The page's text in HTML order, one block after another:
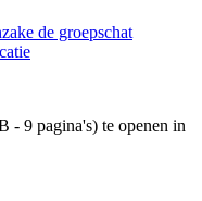
de groepschat
- 9 pagina's) te openen in